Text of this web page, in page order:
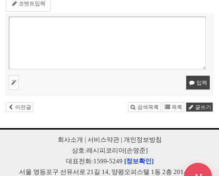
코멘트입력
입력
이전글 검색목록 목록 글쓰기
회사소개 | 서비스약관| 개인정보방침
상호:레시피코리아[손영준]
대표전화:1599-5249 [정보확인]
서울 영등포구 선유서로 21길 14, 양평오피스텔 1동 2층 201-B248